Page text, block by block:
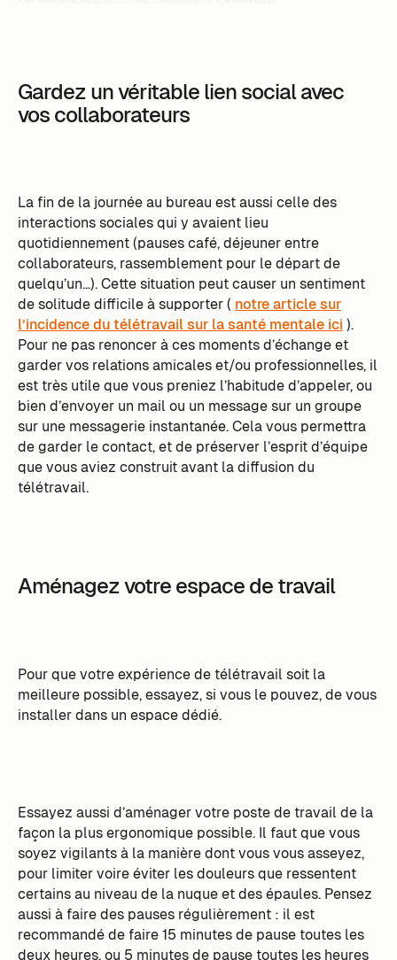
Gardez un véritable lien social avec
vos collaborateurs
La fin de la journée au bureau est aussi celle des
interactions sociales qui y avaient lieu
quotidiennement (pauses café, déjeuner entre
collaborateurs, rassemblement pour le départ de
quelqu’un…). Cette situation peut causer un sentiment
de solitude difficile à supporter ( notre article sur
l’incidence du télétravail sur la santé mentale ici ).
Pour ne pas renoncer à ces moments d’échange et
garder vos relations amicales et/ou professionnelles, il
est très utile que vous preniez l’habitude d’appeler, ou
bien d’envoyer un mail ou un message sur un groupe
sur une messagerie instantanée. Cela vous permettra
de garder le contact, et de préserver l’esprit d’équipe
que vous aviez construit avant la diffusion du
télétravail.
Aménagez votre espace de travail
Pour que votre expérience de télétravail soit la
meilleure possible, essayez, si vous le pouvez, de vous
installer dans un espace dédié.
Essayez aussi d’aménager votre poste de travail de la
façon la plus ergonomique possible. Il faut que vous
soyez vigilants à la manière dont vous vous asseyez,
pour limiter voire éviter les douleurs que ressentent
certains au niveau de la nuque et des épaules. Pensez
aussi à faire des pauses régulièrement : il est
recommandé de faire 15 minutes de pause toutes les
deux heures, ou 5 minutes de pause toutes les heures